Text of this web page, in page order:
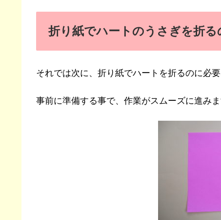
折り紙でハートのうさぎを折る
それでは次に、折り紙でハートを折るのに必
事前に準備する事で、作業がスムーズに進み